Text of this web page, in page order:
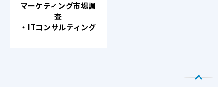
マーケティング市場調
査
・ITコンサルティング